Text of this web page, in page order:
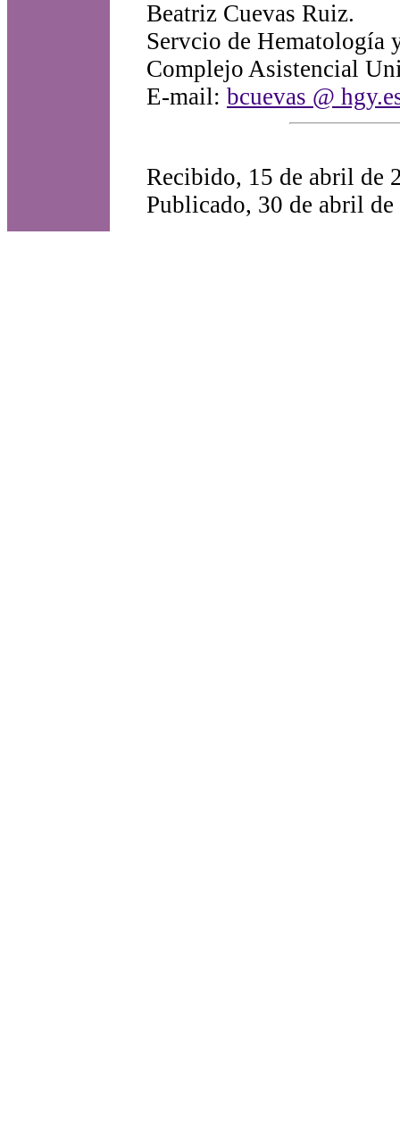
Beatriz Cuevas Ruiz.
Servcio de Hematología
Complejo Asistencial
E-mail: bcuevas @
Recibido, 15 de abril de
Publicado, 30 de abril de